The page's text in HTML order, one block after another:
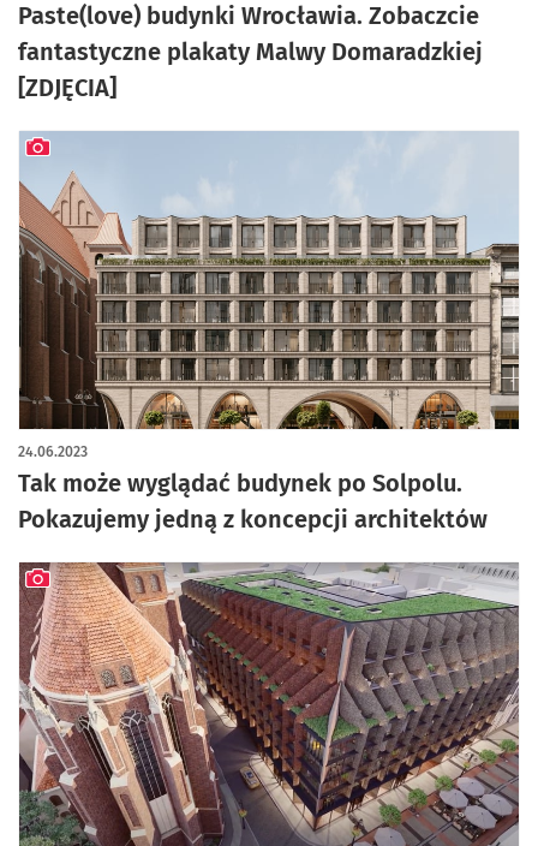
Paste(love) budynki Wrocławia. Zobaczcie
fantastyczne plakaty Malwy Domaradzkiej
[ZDJĘCIA]
Tak może wyglądać budynek po Solpolu.
Pokazujemy jedną z koncepcji architektów
24.06.2023
artykuł z galerią zdjęć